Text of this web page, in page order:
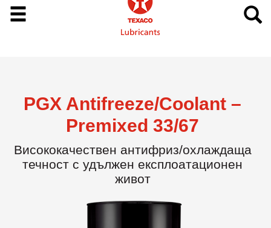
PGX Antifreeze/Coolant –
Premixed 33/67
Висококачествен антифриз/охлаждаща
течност с удължен експлоатационен
живот